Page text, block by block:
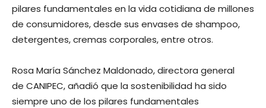
pilares fundamentales en la vida cotidiana de millones
de consumidores, desde sus envases de shampoo,
detergentes, cremas corporales, entre otros.
Rosa María Sánchez Maldonado, directora general
de CANIPEC, añadió que la sostenibilidad ha sido
siempre uno de los pilares fundamentales